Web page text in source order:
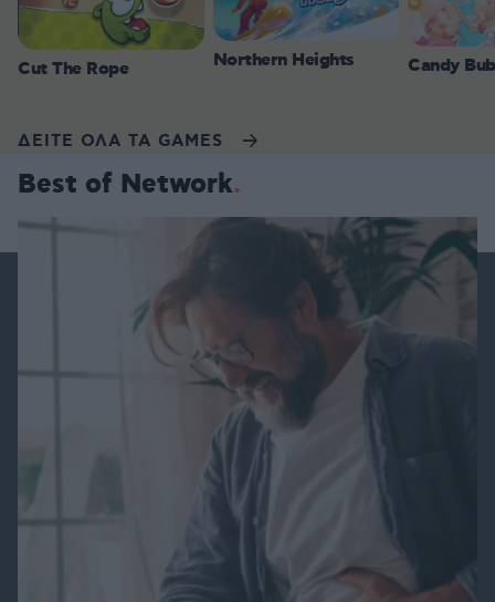
Cut The Rope Northern Heights Candy
ΔΕΙΤΕ ΟΛΑ ΤΑ GAMES
Best of Network